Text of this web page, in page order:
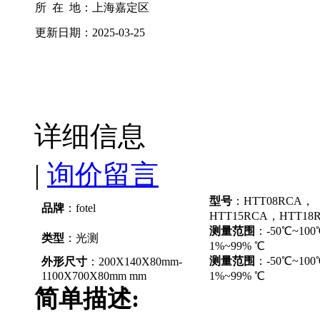
所 在 地： 上海嘉定区
更新日期： 2025-03-25
详细信息
| 询价留言
品牌 ：fotel
型号 ：HTT08RCA，
HTT15RCA，
类型 ：光测
测量范围 ：-
1%~99% ℃
外形尺寸 ：200X140X80mm-
1100X700X80mm mm
测量范围 ：-
1%~99% ℃
简单描述: